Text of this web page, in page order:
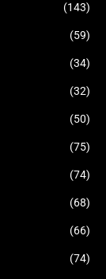
(143)
(59)
(34)
(32)
(50)
(75)
(74)
(68)
(66)
(74)